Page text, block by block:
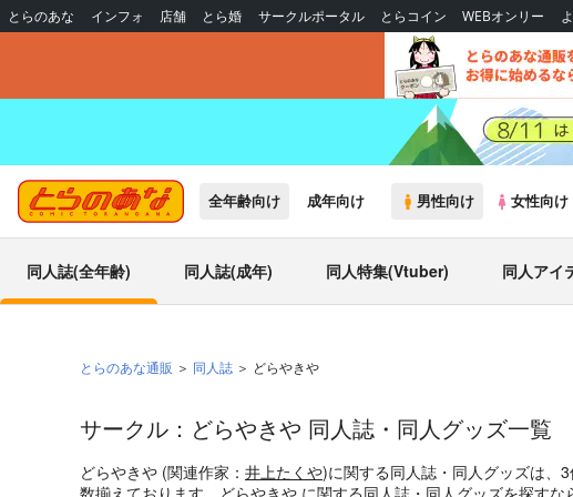
とらのあな インフォ 店舗 とら婚 サークルポータル とらコイン WEBオンリー
全年齢向け 成年向け 男性向け 女性向け
同人誌(全年齢) 同人誌(成年) 同人特集(Vtuber) 同人アイ
とらのあな通販 同人誌 どらやきや
サークル：どらやきや 同人誌・同人グッズ一覧
どらやきや (関連作家： 井上たくや)に関する同人誌・同人グッズは、
数揃えております。どらやきや に関する同人誌・同人グッズを探すな